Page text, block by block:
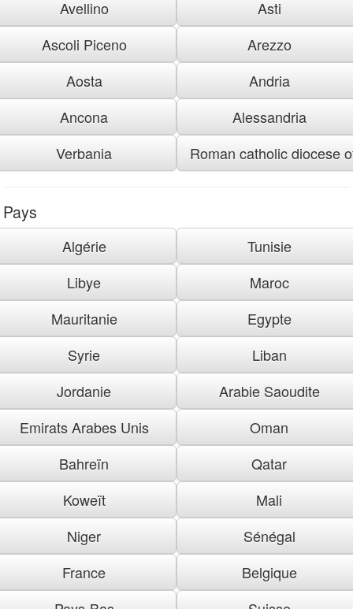
Avellino
Asti
Ascoli Piceno
Arezzo
Aosta
Andria
Ancona
Alessandria
Verbania
Roman catholic diocese
Pays
Algérie
Tunisie
Libye
Maroc
Mauritanie
Egypte
Syrie
Liban
Jordanie
Arabie Saoudite
Emirats Arabes Unis
Oman
Bahreïn
Qatar
Koweït
Mali
Niger
Sénégal
France
Belgique